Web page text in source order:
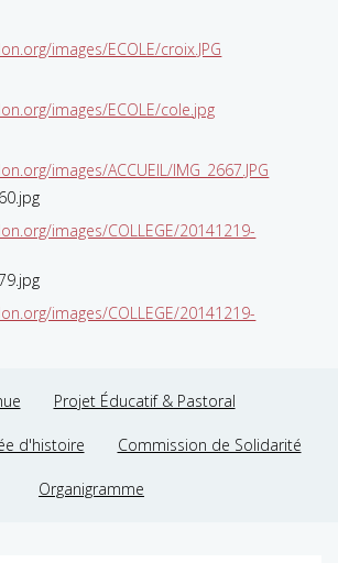
images/ECOLE/croix.JPG
images/ECOLE/cole.jpg
images/ACCUEIL/IMG_2667.JPG
images/COLLEGE/20141219-
images/COLLEGE/20141219-
Projet Éducatif & Pastoral
d'histoire Commission de Solidarité
Organigramme